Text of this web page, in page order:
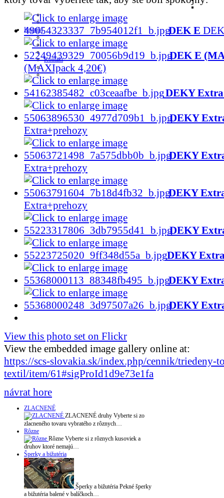
Kontakt
Kontakt
DEK E
DEK E
(MAXIpack 4,20€)
DEKY Extra
DEKY
Extra+prehozy
DEKY
Extra+prehozy
DEKY
Extra+prehozy
DEKY
DEKY
DEKY
DEKY
View this photo set on Flickr
View the embedded image gallery online at:
https://scs-slovakia.sk/index.php/cennik/triedeny-
textil/item/61#sigProId1d9e73e1fa
návrat hore
ZLACNENÉ
ZLACNENÉ druhy Vyberte si zo
zlacneného tovaru vybratého z rôznych…
Rôzne
Rôzne Vyberte si z rôznych kusoviek a
druhov ktoré nemajú…
Šperky a bižutéria
Šperky a bižutéria Pekné šperky
a bižutéria balené v balíčkoch…